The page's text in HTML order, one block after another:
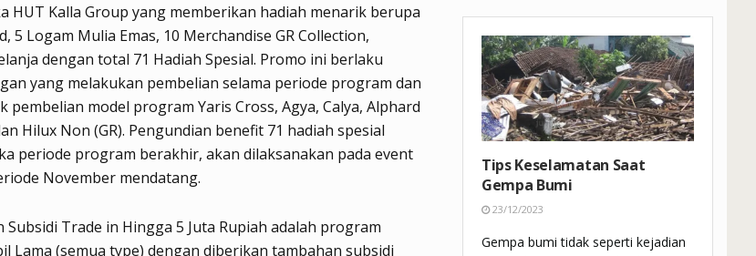
HUT Kalla Group yang memberikan hadiah menarik berupa
5 Logam Mulia Emas, 10 Merchandise GR Collection,
dengan total 71 Hadiah Spesial. Promo ini berlaku
yang melakukan pembelian selama periode program dan
pembelian model program Yaris Cross, Agya, Calya, Alphard
Hilux Non (GR). Pengundian benefit 71 hadiah spesial
periode program berakhir, akan dilaksanakan pada event
November mendatang.
Trade in Hingga 5 Juta Rupiah adalah program
Lama (semua type) dengan diberikan tambahan subsidi
Tips Keselamatan Saat
Gempa Bumi
23/12/2023
Gempa bumi tidak seperti kejadian